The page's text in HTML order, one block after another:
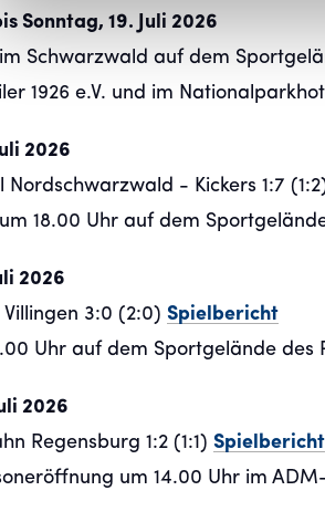
Sonntag, 19. Juli 2026
Schwarzwald auf dem
1926 e.V. und im
2026
Nordschwarzwald - Kickers 1:7
um 18.00 Uhr auf dem
2026
Villingen 3:0 (2:0) Spielbericht
Uhr auf dem Sportgelände
2026
Regensburg 1:2 (1:1) Spielbericht
um 14.00 Uhr im